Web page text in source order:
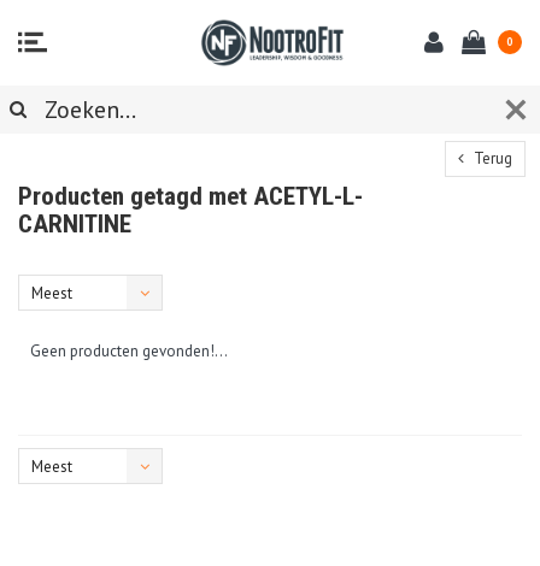
0
Terug
Producten getagd met ACETYL-L-
CARNITINE
Meest
Geen producten gevonden!...
Meest